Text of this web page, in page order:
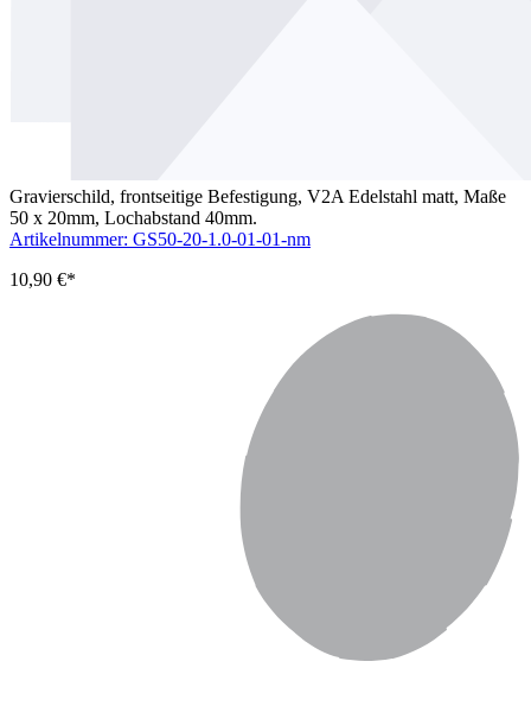
Gravierschild, frontseitige Befestigung, V2A Edelstahl matt, Maße
50 x 20mm, Lochabstand 40mm.
Artikelnummer: GS50-20-1.0-01-01-nm
10,90 €*